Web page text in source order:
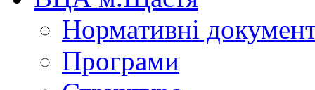
Нормативні
Програми